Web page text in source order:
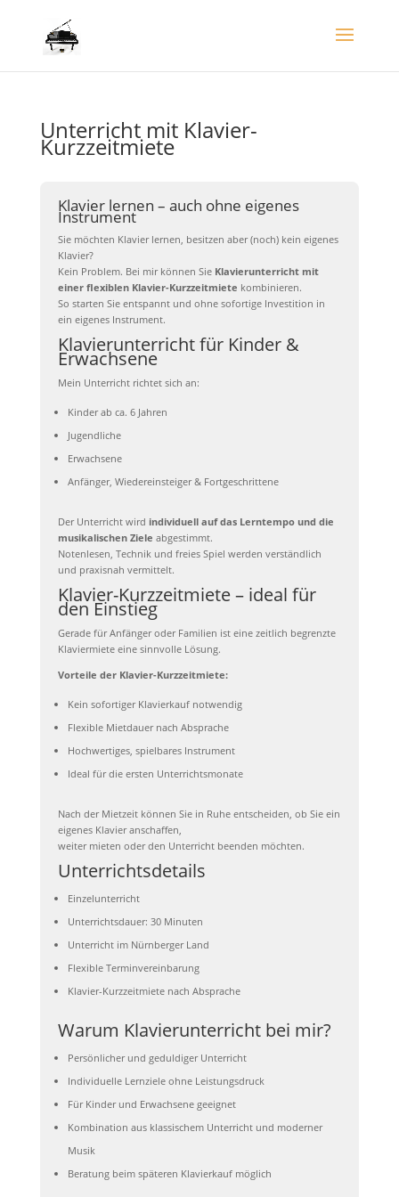
Unterricht mit Klavier-
Kurzzeitmiete
Klavier lernen – auch ohne eigenes
Instrument
Sie möchten Klavier lernen, besitzen aber (noch) kein eigenes
Klavier?
Kein Problem. Bei mir können Sie Klavierunterricht mit
einer flexiblen Klavier-Kurzzeitmiete kombinieren.
So starten Sie entspannt und ohne sofortige Investition in
ein eigenes Instrument.
Klavierunterricht für Kinder &
Erwachsene
Mein Unterricht richtet sich an:
Kinder ab ca. 6 Jahren
Jugendliche
Erwachsene
Anfänger, Wiedereinsteiger & Fortgeschrittene
Der Unterricht wird individuell auf das Lerntempo und die
musikalischen Ziele abgestimmt.
Notenlesen, Technik und freies Spiel werden verständlich
und praxisnah vermittelt.
Klavier-Kurzzeitmiete – ideal für
den Einstieg
Gerade für Anfänger oder Familien ist eine zeitlich begrenzte
Klaviermiete eine sinnvolle Lösung.
Vorteile der Klavier-Kurzzeitmiete:
Kein sofortiger Klavierkauf notwendig
Flexible Mietdauer nach Absprache
Hochwertiges, spielbares Instrument
Ideal für die ersten Unterrichtsmonate
Nach der Mietzeit können Sie in Ruhe entscheiden, ob Sie ein
eigenes Klavier anschaffen,
weiter mieten oder den Unterricht beenden möchten.
Unterrichtsdetails
Einzelunterricht
Unterrichtsdauer: 30 Minuten
Unterricht im Nürnberger Land
Flexible Terminvereinbarung
Klavier-Kurzzeitmiete nach Absprache
Warum Klavierunterricht bei mir?
Persönlicher und geduldiger Unterricht
Individuelle Lernziele ohne Leistungsdruck
Für Kinder und Erwachsene geeignet
Kombination aus klassischem Unterricht und moderner
Musik
Beratung beim späteren Klavierkauf möglich